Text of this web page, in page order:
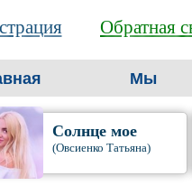
Обратная
Мы
Солнце мое
(Овсиенко Татьяна)